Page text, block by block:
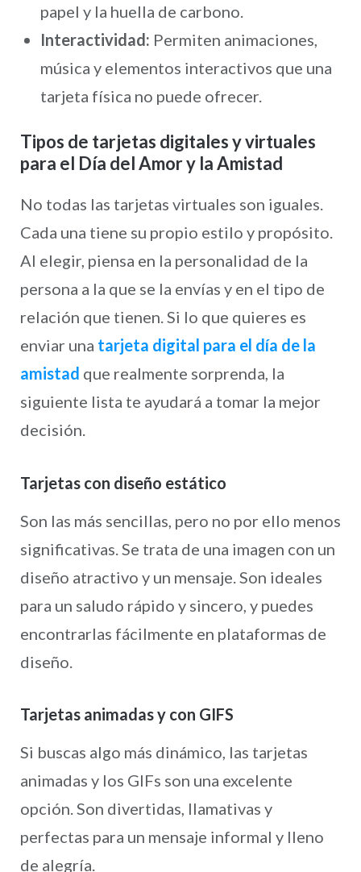
papel y la huella de carbono.
Interactividad: Permiten animaciones,
música y elementos interactivos que una
tarjeta física no puede ofrecer.
Tipos de tarjetas digitales y virtuales
para el Día del Amor y la Amistad
No todas las tarjetas virtuales son iguales.
Cada una tiene su propio estilo y propósito.
Al elegir, piensa en la personalidad de la
persona a la que se la envías y en el tipo de
relación que tienen. Si lo que quieres es
enviar una tarjeta digital para el día de la
amistad que realmente sorprenda, la
siguiente lista te ayudará a tomar la mejor
decisión.
Tarjetas con diseño estático
Son las más sencillas, pero no por ello menos
significativas. Se trata de una imagen con un
diseño atractivo y un mensaje. Son ideales
para un saludo rápido y sincero, y puedes
encontrarlas fácilmente en plataformas de
diseño.
Tarjetas animadas y con GIFS
Si buscas algo más dinámico, las tarjetas
animadas y los GIFs son una excelente
opción. Son divertidas, llamativas y
perfectas para un mensaje informal y lleno
de alegría.